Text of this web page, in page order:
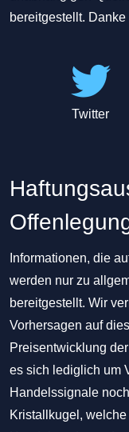
bereitgestellt. Danke
Twitter
Informationen, die
werden nur zu
bereitgestellt. Wir
Vorhersagen auf
Preisentwicklung
es sich lediglich um
Handelssignale
Kristallkugel,